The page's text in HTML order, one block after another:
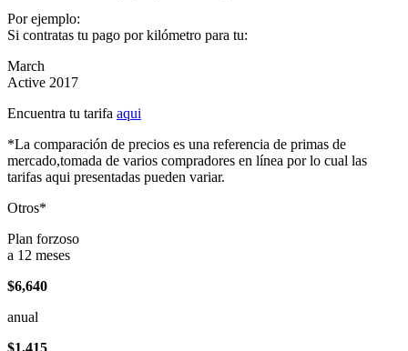
Por ejemplo:
Si contratas tu pago por kilómetro para tu:
March
Active 2017
Encuentra tu tarifa aqui
*La comparación de precios es una referencia de primas de
mercado,tomada de varios compradores en línea por lo cual las
tarifas aqui presentadas pueden variar.
Otros*
Plan forzoso
a 12 meses
$6,640
anual
$1,415